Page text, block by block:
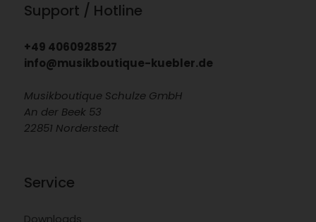
Support / Hotline
+49 4060928527
info@musikboutique-kuebler.de
Musikboutique Schulze GmbH
An der Beek 53
22851 Norderstedt
Service
Downloads